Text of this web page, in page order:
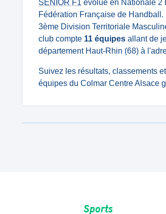
SENIOR F1 évolue en Nationale 2
Fédération Française de Handball.
3ème Division Territoriale
club compte 11 équipes allant de
département Haut-Rhin (68) à
Suivez les résultats, classements
équipes du Colmar Centre Alsace
Sports